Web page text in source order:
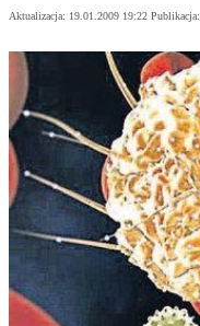
Aktualizacja: 19.01.2009 19:22 Publikacja: